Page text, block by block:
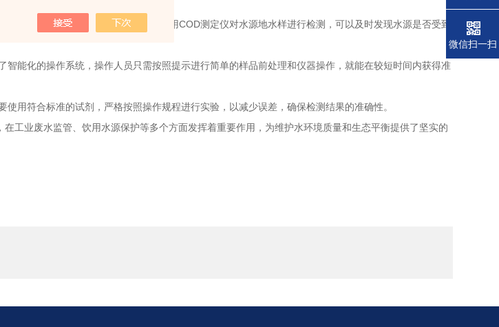
低，也需要精确监测。通过定期使用COD测定仪对水源地水样进行检测，可以及时发现水源是否受到
化的操作系统，操作人员只需按照提示进行简单的样品前处理和仪器操作，就能在较短时间内获得准
符合标准的试剂，严格按照操作规程进行实验，以减少误差，确保检测结果的准确性。
业废水监管、饮用水源保护等多个方面发挥着重要作用，为维护水环境质量和生态平衡提供了坚实的
微信扫一扫